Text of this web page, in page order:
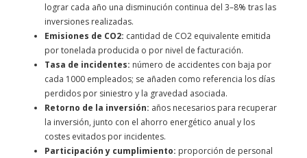
lograr cada año una disminución continua del 3–8% tras las
inversiones realizadas.
Emisiones de CO2: cantidad de CO2 equivalente emitida
por tonelada producida o por nivel de facturación.
Tasa de incidentes: número de accidentes con baja por
cada 1000 empleados; se añaden como referencia los días
perdidos por siniestro y la gravedad asociada.
Retorno de la inversión: años necesarios para recuperar
la inversión, junto con el ahorro energético anual y los
costes evitados por incidentes.
Participación y cumplimiento: proporción de personal